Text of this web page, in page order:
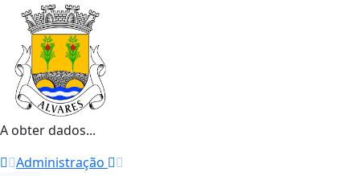
A obter dados...
Administração